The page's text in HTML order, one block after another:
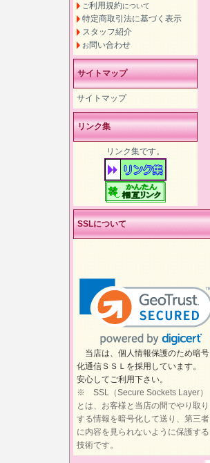
ご利用規約について
特定商取引法に基づく表示
スタッフ紹介
お問い合わせ
サイトマップ
サイトマップ
リンク集
リンク集です。
SSLについて
当店は、個人情報保護のため暗号
化通信ＳＳＬを採用しています。
安心してご利用下さい。
※ SSL（Secure Sockets Layer）
とは、お客様と当店の間でやり取り
する情報を暗号化して送り、第三者
に内容を見られないように保護する
技術です。